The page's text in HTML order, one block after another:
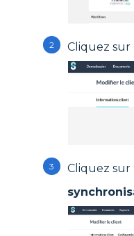
Cliquez
Cliquez sur